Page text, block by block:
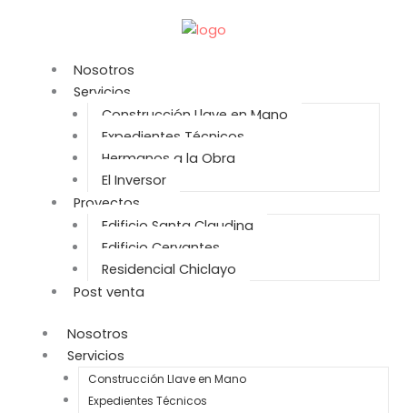
Nosotros
Servicios
Construcción Llave en Mano
Expedientes Técnicos
Hermanos a la Obra
El Inversor
Proyectos
Edificio Santa Claudina
Edificio Cervantes
Residencial Chiclayo
Post venta
Nosotros
Servicios
Construcción Llave en Mano
Expedientes Técnicos